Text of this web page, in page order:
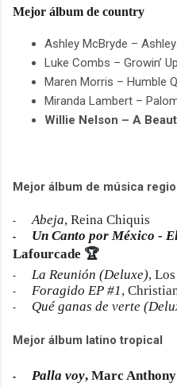
Mejor álbum de country
Ashley McBryde –
Luke Combs – Growin’ Up
Maren Morris – Humble
Miranda Lambert –
Willie Nelson – A
Mejor álbum de música
- Abeja, Reina Chiquis
- Un Canto por México -
Lafourcade 🏆
- La Reunión (Deluxe),
- Foragido EP #1,
- Qué ganas de verte
Mejor álbum latino tropical
- Palla voy, Marc